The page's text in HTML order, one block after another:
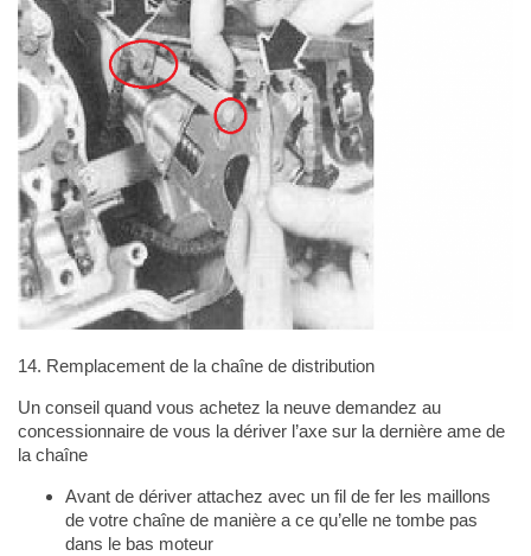
14. Remplacement de la chaîne de distribution
Un conseil quand vous achetez la neuve demandez au
concessionnaire de vous la dériver l’axe sur la dernière ame de
la chaîne
Avant de dériver attachez avec un fil de fer les maillons
de votre chaîne de manière a ce qu’elle ne tombe pas
dans le bas moteur